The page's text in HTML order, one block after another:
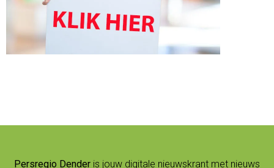
Persregio Dender is jouw digitale nieuwskrant met nieuws